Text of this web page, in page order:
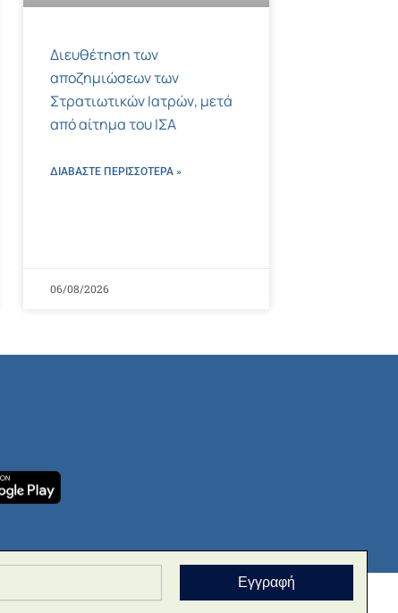
Διευθέτηση των
αποζημιώσεων των
Στρατιωτικών Ιατρών, μετά
από αίτημα του ΙΣΑ
ΔΙΑΒΑΣΤΕ ΠΕΡΙΣΣΌΤΕΡΑ »
06/08/2026
Εγγραφή